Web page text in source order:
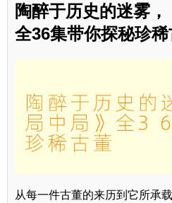
陶醉于历史的迷雾，
全36集带你探秘珍
从每一件古董的来历到它所承